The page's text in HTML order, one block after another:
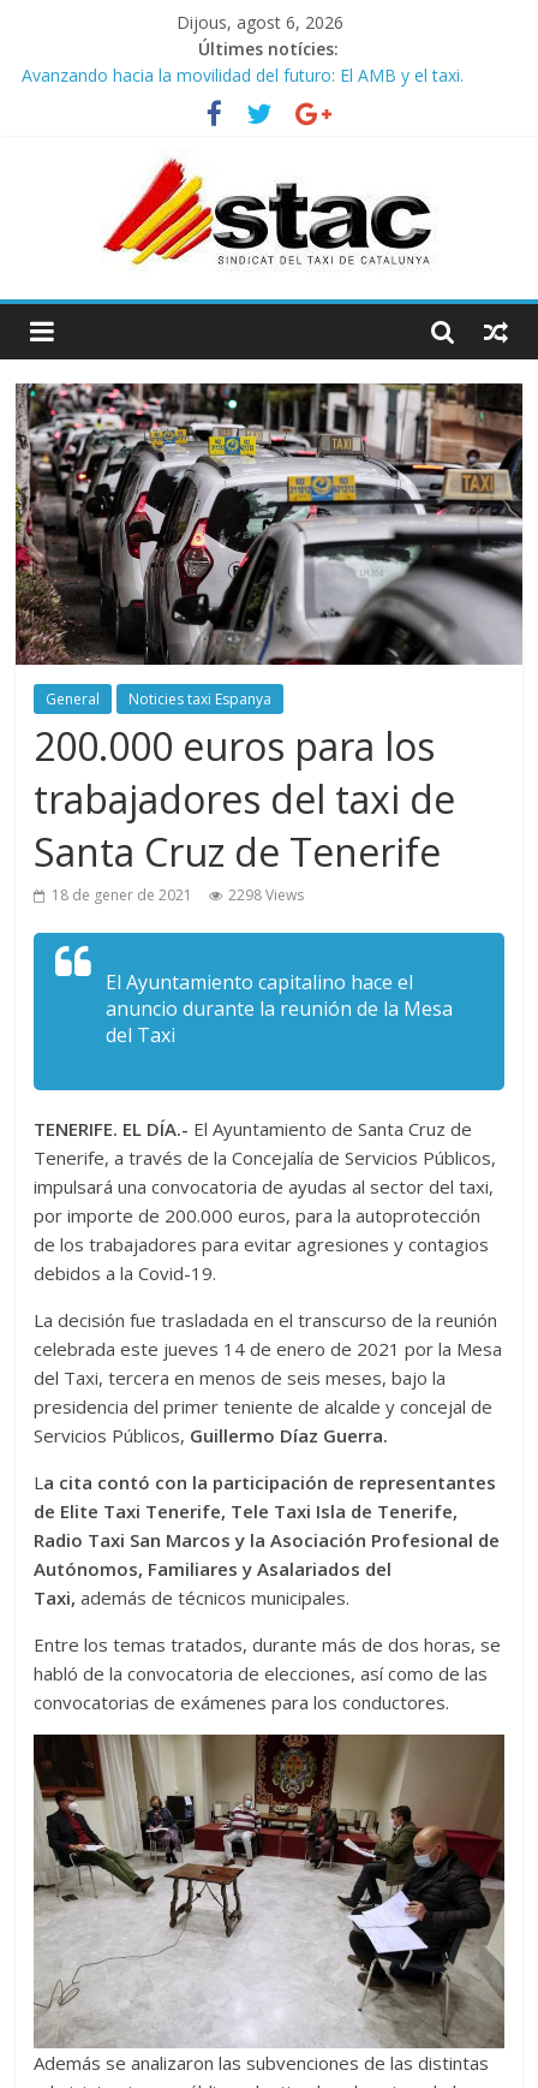
Dijous, agost 6, 2026
Últimes notícies:
Avanzando hacia la movilidad del futuro: El AMB y el taxi.
Programa de Radio TAXI LIBRE 29.07.2026 en COOLTURA FM.
STAC/ATC SOLICITAN TAULA TÈCNICA PARA MEJORAR LA
OPERATIVA DE ENTRADA EN EL PUERTO DE BARCELONA.
Programa de Radio TAXI LIBRE 22.07.2026 en COOLTURA FM.
Edición 385
COMUNICADO CONJUNTO STAC – ATC
General Noticies taxi Espanya
200.000 euros para los
trabajadores del taxi de
Santa Cruz de Tenerife
18 de gener de 2021 2298 Views
El Ayuntamiento capitalino hace el
anuncio durante la reunión de la Mesa
del Taxi
TENERIFE. EL DÍA.- El Ayuntamiento de Santa Cruz de
Tenerife, a través de la Concejalía de Servicios Públicos,
impulsará una convocatoria de ayudas al sector del taxi,
por importe de 200.000 euros, para la autoprotección
de los trabajadores para evitar agresiones y contagios
debidos a la Covid-19.
La decisión fue trasladada en el transcurso de la reunión
celebrada este jueves 14 de enero de 2021 por la Mesa
del Taxi, tercera en menos de seis meses, bajo la
presidencia del primer teniente de alcalde y concejal de
Servicios Públicos, Guillermo Díaz Guerra.
La cita contó con la participación de representantes
de Elite Taxi Tenerife, Tele Taxi Isla de Tenerife,
Radio Taxi San Marcos y la Asociación Profesional de
Autónomos, Familiares y Asalariados del
Taxi,además de técnicos municipales.
Entre los temas tratados, durante más de dos horas, se
habló de la convocatoria de elecciones, así como de las
convocatorias de exámenes para los conductores.
Además se analizaron las subvenciones de las distintas